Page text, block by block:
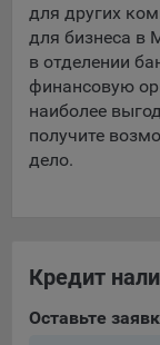
для других
для бизнеса в
в отделении
финансовую
наиболее
получите
дело.
Кредит
Оставьте